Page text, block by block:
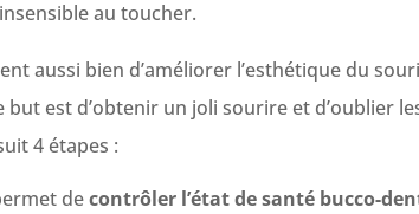
au toucher.
aussi bien d’améliorer l’esthétique du
but est d’obtenir un joli sourire et d’oublier
4 étapes :
decontrôler l’état de santé bucco-